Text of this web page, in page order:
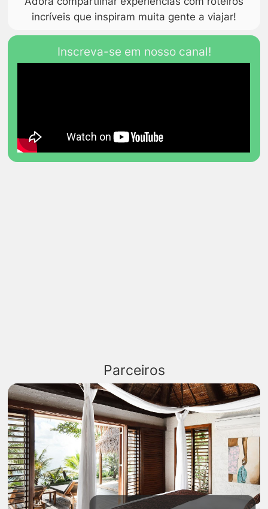
incríveis que inspiram muita gente a viajar!
Inscreva-se em nosso canal!
Parceiros